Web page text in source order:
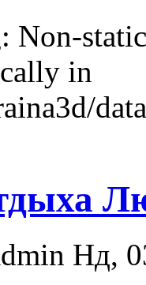
Non-
in
Нд,